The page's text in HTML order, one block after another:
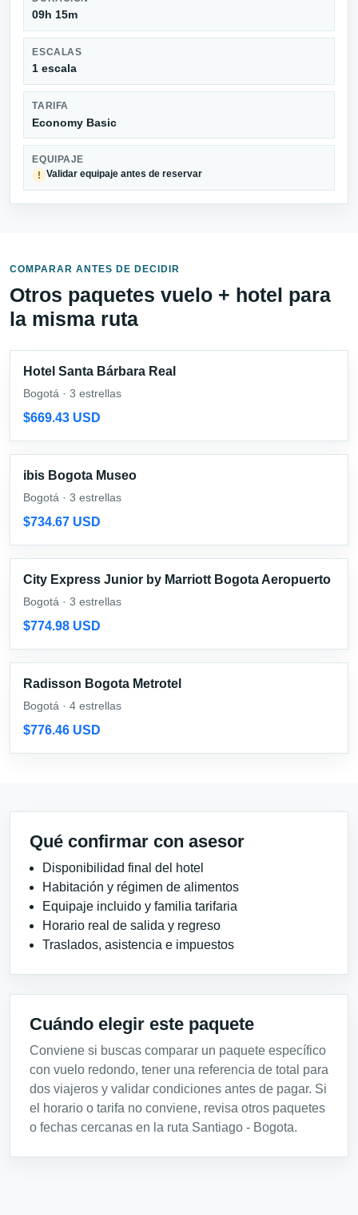
09h 15m
ESCALAS
1 escala
TARIFA
Economy Basic
EQUIPAJE
!
Validar equipaje antes de reservar
COMPARAR ANTES DE DECIDIR
Otros paquetes vuelo + hotel para
la misma ruta
Hotel Santa Bárbara Real
Bogotá · 3 estrellas
$669.43 USD
ibis Bogota Museo
Bogotá · 3 estrellas
$734.67 USD
City Express Junior by Marriott Bogota Aeropuerto
Bogotá · 3 estrellas
$774.98 USD
Radisson Bogota Metrotel
Bogotá · 4 estrellas
$776.46 USD
Qué confirmar con asesor
Disponibilidad final del hotel
Habitación y régimen de alimentos
Equipaje incluido y familia tarifaria
Horario real de salida y regreso
Traslados, asistencia e impuestos
Cuándo elegir este paquete
Conviene si buscas comparar un paquete específico
con vuelo redondo, tener una referencia de total para
dos viajeros y validar condiciones antes de pagar. Si
el horario o tarifa no conviene, revisa otros paquetes
o fechas cercanas en la ruta Santiago - Bogota.